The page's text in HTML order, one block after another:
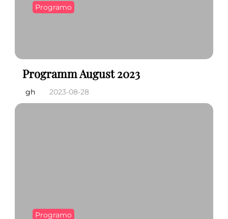
Programo
Programm August 2023
gh 2023-08-28
Programo